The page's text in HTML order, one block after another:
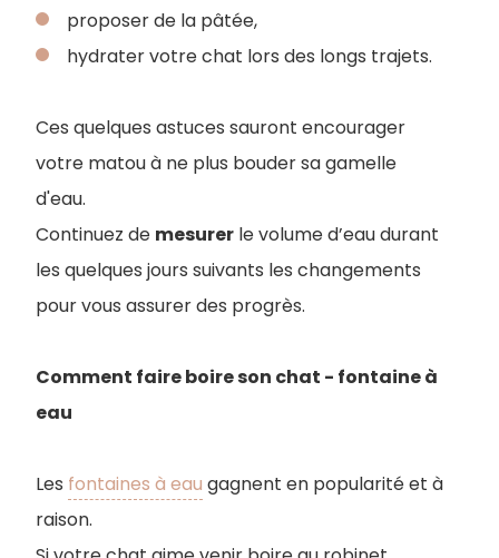
proposer de la pâtée,
hydrater votre chat lors des longs trajets.
Ces quelques astuces sauront encourager
votre matou à ne plus bouder sa gamelle
d'eau.
Continuez de mesurer le volume d’eau durant
les quelques jours suivants les changements
pour vous assurer des progrès.
Comment faire boire son chat - fontaine à
eau
Les fontaines à eau gagnent en popularité et à
raison.